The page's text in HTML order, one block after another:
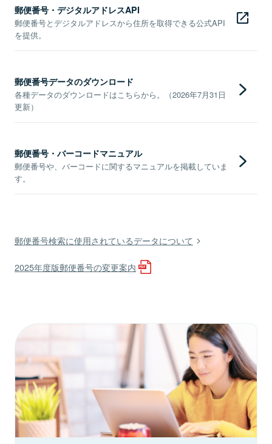
郵便番号・デジタルアドレスAPI
郵便番号とデジタルアドレスから住所を取得できる公式API
を提供。
郵便番号データのダウンロード
各種データのダウンロードはこちらから。（2026年7月31日
更新）
郵便番号・バーコードマニュアル
郵便番号や、バーコードに関するマニュアルを掲載していま
す。
郵便番号検索に使用されているデータについて
2025年度版郵便番号の変更案内